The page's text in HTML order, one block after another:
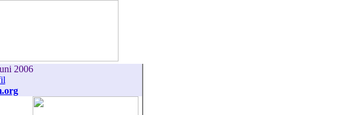
2006